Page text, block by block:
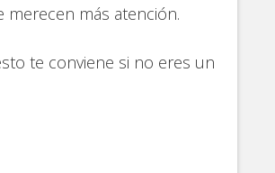
más atención.
te conviene si no eres un